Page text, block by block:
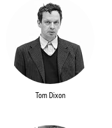
Tom Dixon